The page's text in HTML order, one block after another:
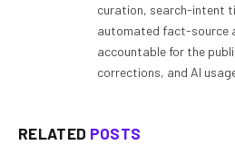
curation, search-intent
automated fact-source
accountable for the
corrections, and AI
RELATED POSTS